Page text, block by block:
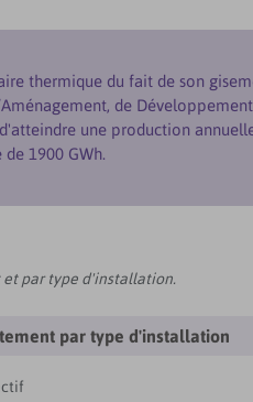
thermique du fait de son
de
une production
1900 GWh.
par type d'installation.
par type d'installation